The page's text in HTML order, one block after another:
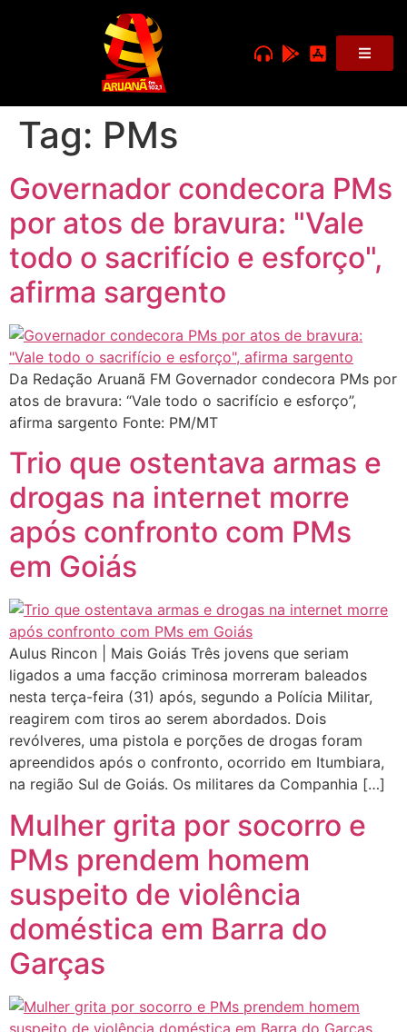
Tag: PMs
Governador condecora PMs
por atos de bravura: "Vale
todo o sacrifício e esforço",
afirma sargento
Da Redação Aruanã FM Governador condecora PMs por
atos de bravura: “Vale todo o sacrifício e esforço”,
afirma sargento Fonte: PM/MT
Trio que ostentava armas e
drogas na internet morre
após confronto com PMs
em Goiás
Aulus Rincon | Mais Goiás Três jovens que seriam
ligados a uma facção criminosa morreram baleados
nesta terça-feira (31) após, segundo a Polícia Militar,
reagirem com tiros ao serem abordados. Dois
revólveres, uma pistola e porções de drogas foram
apreendidos após o confronto, ocorrido em Itumbiara,
na região Sul de Goiás. Os militares da Companhia […]
Mulher grita por socorro e
PMs prendem homem
suspeito de violência
doméstica em Barra do
Garças